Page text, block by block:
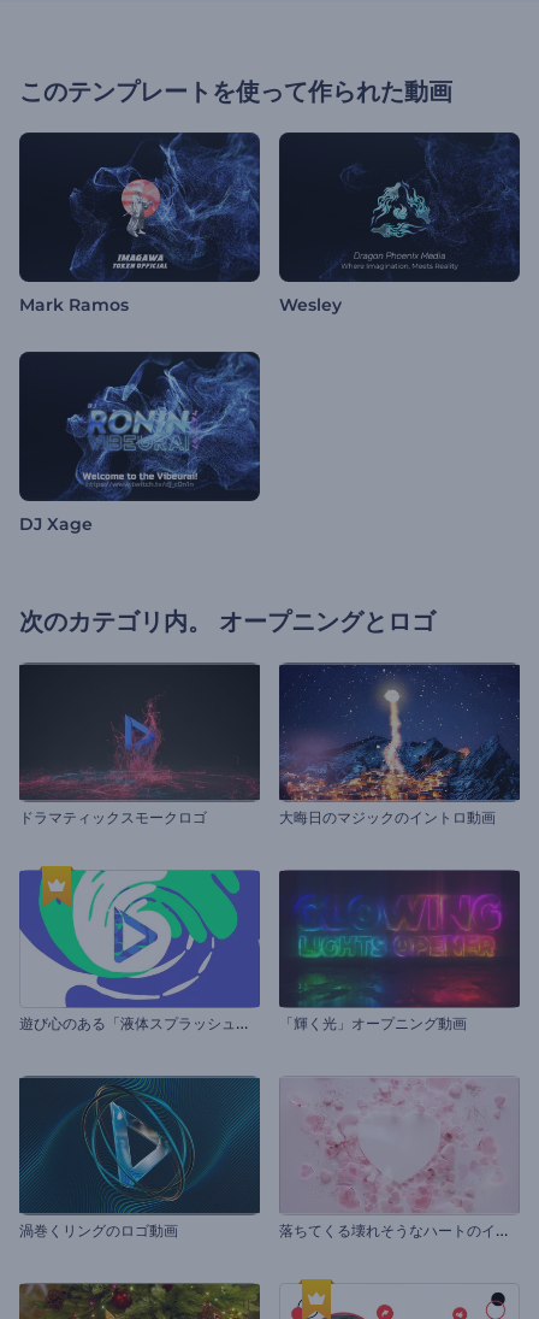
このテンプレートを使って作られた動画
Mark Ramos Wesley
DJ Xage
次のカテゴリ内。 オープニングとロゴ
ドラマティックスモークロゴ 大晦日のマジックのイントロ動画
遊
び心のある「液体スプラッシュ」ロゴ 「輝く光」オープニング動画
渦巻くリングのロゴ動画 落
ちてくる壊れそうなハートのイントロ動画